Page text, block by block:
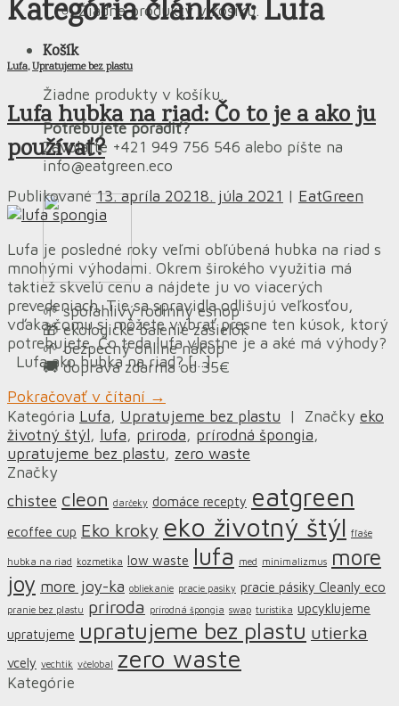
Žiadne produkty v košíku.
Košík
Žiadne produkty v košíku.
Potrebujete poradiť?
Zavolajte +421 949 756 546 alebo píšte na
info@eatgreen.eco
🌱 spoľahlivý rodinný eshop
🎁 ekologické balenie zásielok
🌱 bezpečný online nákup
🚚 doprava zdarma od 35€
Kategória článkov:Lufa
Lufa,Upratujeme bez plastu
Lufa hubka na riad: Čo to je a ako ju
používať?
Publikované13. apríla 20218. júla 2021 | EatGreen
Lufa je posledné roky veľmi obľúbená hubka na riad s
mnohými výhodami. Okrem širokého využitia má
taktiež skvelú cenu a nájdete ju vo viacerých
prevedeniach. Tie sa spravidla odlišujú veľkosťou,
vďaka čomu si môžete vybrať presne ten kúsok, ktorý
potrebujete. Čo teda lufa vlastne je a aké má výhody?
Lufa ako hubka na riad? […]
Pokračovať v čítaní →
Kategória Lufa, Upratujeme bez plastu | Značky eko
životný štýl, lufa, priroda, prírodná špongia,
upratujeme bez plastu, zero waste
Značky
chistee cleon darčeky domáce recepty eatgreen
ecoffee cup Eko kroky eko životný štýl fľaše
hubka na riad kozmetika low waste lufa med minimalizmus more
joy more joy-ka obliekanie pracie pasiky pracie pásiky Cleanly eco
pranie bez plastu priroda prírodná špongia swap turistika upcyklujeme
upratujeme upratujeme bez plastu utierka
vcely vechtik včelobal zero waste
Kategórie